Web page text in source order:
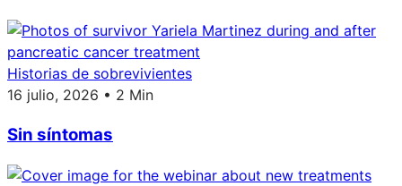
Historias de sobrevivientes
16 julio, 2026 • 2 Min
Sin síntomas